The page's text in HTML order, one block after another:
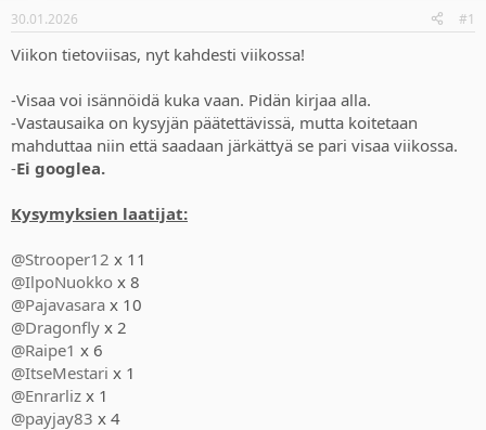
u
n
a
i
t
t
a
ä
m
r
ä
30.01.2026 #1
Viikon tietoviisas, nyt kahdesti viikossa!
-Visaa voi isännöidä kuka vaan. Pidän kirjaa alla.
-Vastausaika on kysyjän päätettävissä, mutta koitetaan
mahduttaa niin että saadaan järkättyä se pari visaa viikossa.
-Ei googlea.
Kysymyksien laatijat:
@Strooper12 x 11
@IlpoNuokko x 8
@Pajavasara x 10
@Dragonfly x 2
@Raipe1 x 6
@ItseMestari x 1
@Enrarliz x 1
@payjay83 x 4